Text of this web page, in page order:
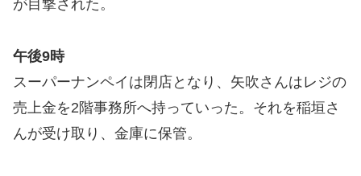
が目撃された。
午後9時
スーパーナンペイは閉店となり、矢吹さんはレジの
売上金を2階事務所へ持っていった。それを稲垣さ
んが受け取り、金庫に保管。